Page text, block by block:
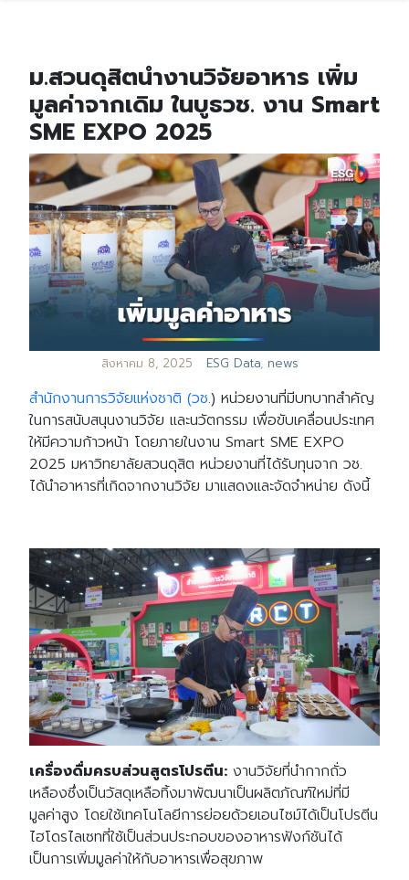
ม.สวนดุสิตนำงานวิจัยอาหาร เพิ่ม
มูลค่าจากเดิม ในบูธวช. งาน Smart
SME EXPO 2025
สิงหาคม 8, 2025 ESG Data, news
สำนักงานการวิจัยแห่งชาติ (วช.) หน่วยงานที่มีบทบาทสำคัญ
ในการสนับสนุนงานวิจัย และนวัตกรรม เพื่อขับเคลื่อนประเทศ
ให้มีความก้าวหน้า โดยภายในงาน Smart SME EXPO
2025 มหาวิทยาลัยสวนดุสิต หน่วยงานที่ได้รับทุนจาก วช.
ได้นำอาหารที่เกิดจากงานวิจัย มาแสดงและจัดจำหน่าย ดังนี้
เครื่องดื่มครบส่วนสูตรโปรตีน: งานวิจัยที่นำกากถั่ว
เหลืองซึ่งเป็นวัสดุเหลือทิ้งมาพัฒนาเป็นผลิตภัณฑ์ใหม่ที่มี
มูลค่าสูง โดยใช้เทคโนโลยีการย่อยด้วยเอนไซม์ได้เป็นโปรตีน
ไฮโดรไลเซทที่ใช้เป็นส่วนประกอบของอาหารฟังก์ชันได้
เป็นการเพิ่มมูลค่าให้กับอาหารเพื่อสุขภาพ